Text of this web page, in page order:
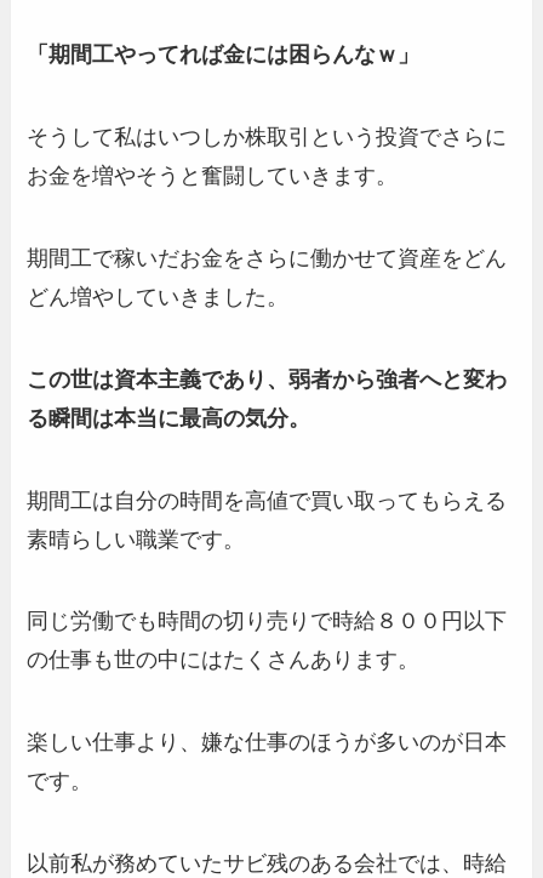
「期間工やってれば金には困らんなｗ」
そうして私はいつしか株取引という投資でさらに
お金を増やそうと奮闘していきます。
期間工で稼いだお金をさらに働かせて資産をどん
どん増やしていきました。
この世は資本主義であり、弱者から強者へと変わ
る瞬間は本当に最高の気分。
期間工は自分の時間を高値で買い取ってもらえる
素晴らしい職業です。
同じ労働でも時間の切り売りで時給８００円以下
の仕事も世の中にはたくさんあります。
楽しい仕事より、嫌な仕事のほうが多いのが日本
です。
以前私が務めていたサビ残のある会社では、時給